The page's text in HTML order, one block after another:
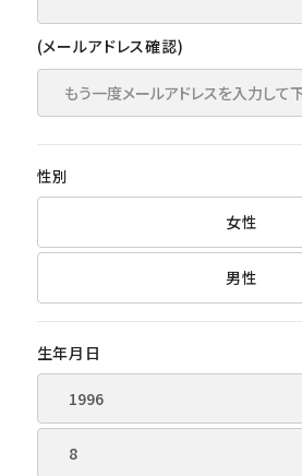
(メールアドレス確認)
性別
女性
男性
生年月日